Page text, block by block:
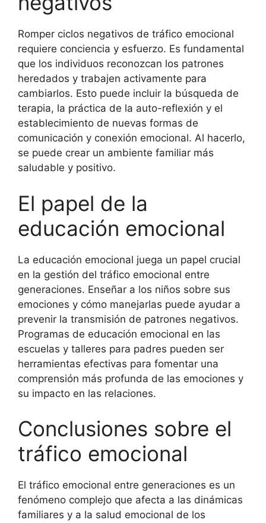
Romper ciclos negativos de tráfico emocional
requiere conciencia y esfuerzo. Es fundamental
que los individuos reconozcan los patrones
heredados y trabajen activamente para
cambiarlos. Esto puede incluir la búsqueda de
terapia, la práctica de la auto-reflexión y el
establecimiento de nuevas formas de
comunicación y conexión emocional. Al hacerlo,
se puede crear un ambiente familiar más
saludable y positivo.
El papel de la
educación emocional
La educación emocional juega un papel crucial
en la gestión del tráfico emocional entre
generaciones. Enseñar a los niños sobre sus
emociones y cómo manejarlas puede ayudar a
prevenir la transmisión de patrones negativos.
Programas de educación emocional en las
escuelas y talleres para padres pueden ser
herramientas efectivas para fomentar una
comprensión más profunda de las emociones y
su impacto en las relaciones.
Conclusiones sobre el
tráfico emocional
El tráfico emocional entre generaciones es un
fenómeno complejo que afecta a las dinámicas
familiares y a la salud emocional de los